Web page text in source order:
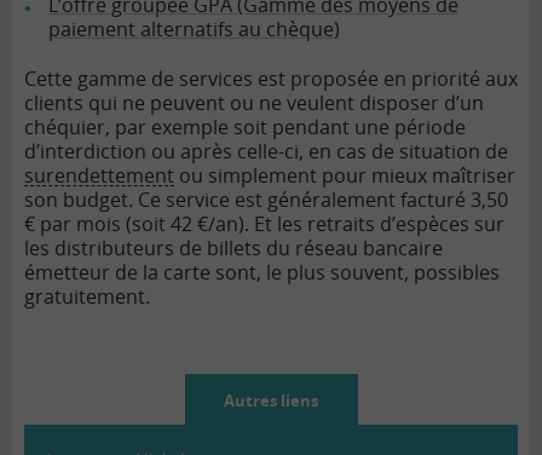
paiement alternatifs au chèque)
Cette gamme de services est proposée en priorité aux
clients qui ne peuvent ou ne veulent disposer d’un
chéquier, par exemple soit pendant une période
d’interdiction ou après celle-ci, en cas de situation de
surendettement ou simplement pour mieux maîtriser
son budget. Ce service est généralement facturé 3,50
€ par mois (soit 42 €/an). Et les retraits d’espèces sur
les distributeurs de billets du réseau bancaire
émetteur de la carte sont, le plus souvent, possibles
gratuitement.
Autres liens